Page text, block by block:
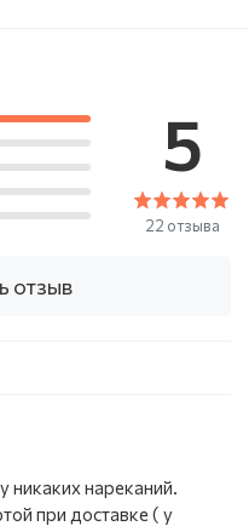
5
22 отзыва
отзыв
никаких нареканий.
при доставке ( у